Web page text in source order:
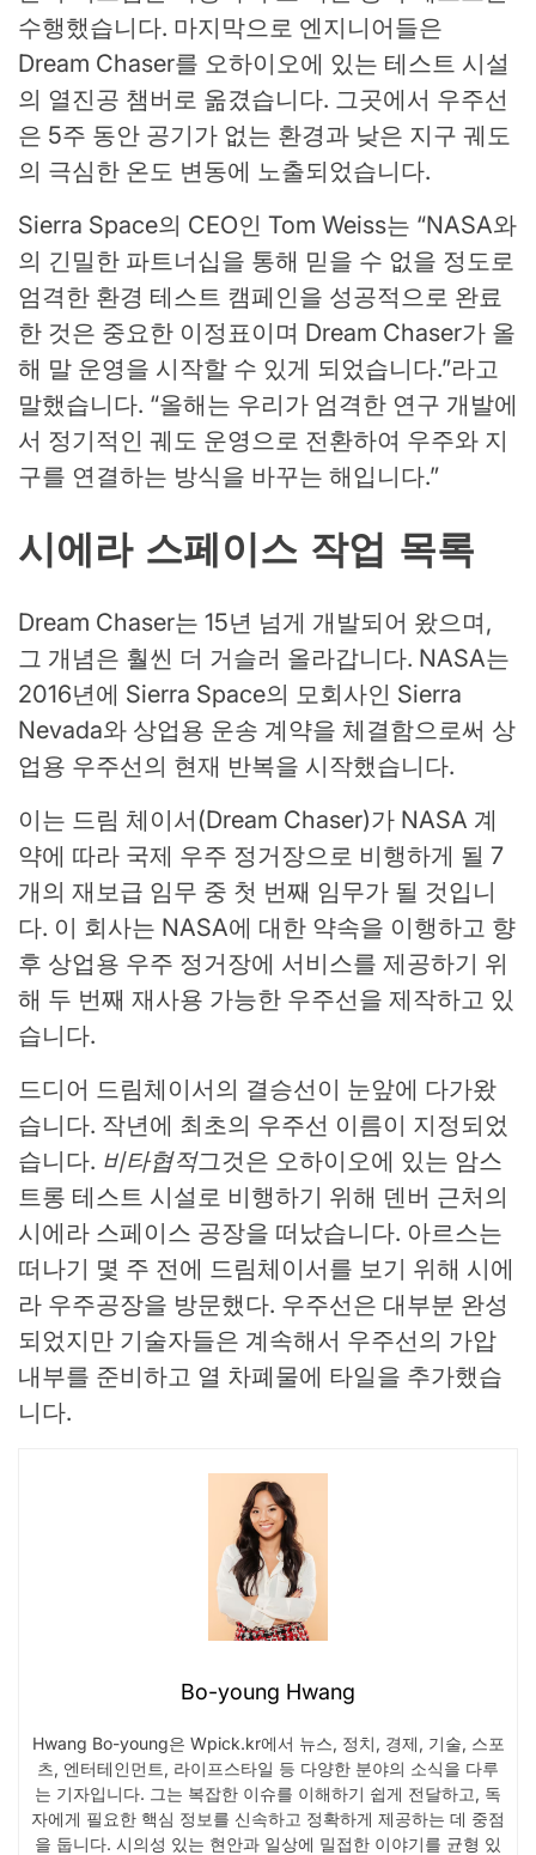
수행했습니다. 마지막으로 엔지니어들은
Dream Chaser를 오하이오에 있는 테스트 시설
의 열진공 챔버로 옮겼습니다. 그곳에서 우주선
은 5주 동안 공기가 없는 환경과 낮은 지구 궤도
의 극심한 온도 변동에 노출되었습니다.
Sierra Space의 CEO인 Tom Weiss는 “NASA와
의 긴밀한 파트너십을 통해 믿을 수 없을 정도로
엄격한 환경 테스트 캠페인을 성공적으로 완료
한 것은 중요한 이정표이며 Dream Chaser가 올
해 말 운영을 시작할 수 있게 되었습니다.”라고
말했습니다. “올해는 우리가 엄격한 연구 개발에
서 정기적인 궤도 운영으로 전환하여 우주와 지
구를 연결하는 방식을 바꾸는 해입니다.”
시에라 스페이스 작업 목록
Dream Chaser는 15년 넘게 개발되어 왔으며,
그 개념은 훨씬 더 거슬러 올라갑니다. NASA는
2016년에 Sierra Space의 모회사인 Sierra
Nevada와 상업용 운송 계약을 체결함으로써 상
업용 우주선의 현재 반복을 시작했습니다.
이는 드림 체이서(Dream Chaser)가 NASA 계
약에 따라 국제 우주 정거장으로 비행하게 될 7
개의 재보급 임무 중 첫 번째 임무가 될 것입니
다. 이 회사는 NASA에 대한 약속을 이행하고 향
후 상업용 우주 정거장에 서비스를 제공하기 위
해 두 번째 재사용 가능한 우주선을 제작하고 있
습니다.
드디어 드림체이서의 결승선이 눈앞에 다가왔
습니다. 작년에 최초의 우주선 이름이 지정되었
습니다. 비타협적그것은 오하이오에 있는 암스
트롱 테스트 시설로 비행하기 위해 덴버 근처의
시에라 스페이스 공장을 떠났습니다. 아르스는
떠나기 몇 주 전에 드림체이서를 보기 위해 시에
라 우주공장을 방문했다. 우주선은 대부분 완성
되었지만 기술자들은 계속해서 우주선의 가압
내부를 준비하고 열 차폐물에 타일을 추가했습
니다.
Bo-young Hwang
Hwang Bo-young은 Wpick.kr에서 뉴스, 정치, 경제, 기술, 스포
츠, 엔터테인먼트, 라이프스타일 등 다양한 분야의 소식을 다루
는 기자입니다. 그는 복잡한 이슈를 이해하기 쉽게 전달하고, 독
자에게 필요한 핵심 정보를 신속하고 정확하게 제공하는 데 중점
을 둡니다. 시의성 있는 현안과 일상에 밀접한 이야기를 균형 있